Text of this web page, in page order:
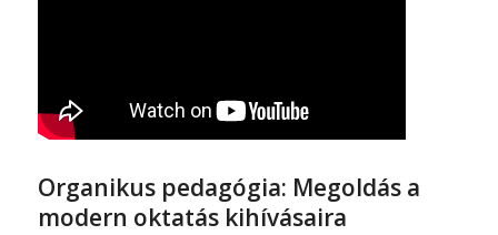
Organikus pedagógia: Megoldás a
modern oktatás kihívásaira